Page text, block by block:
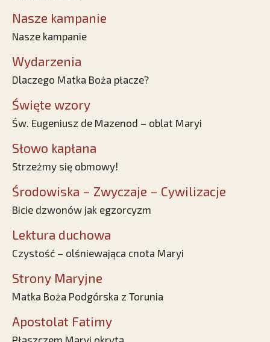
Nasze kampanie
Nasze kampanie
Wydarzenia
Dlaczego Matka Boża płacze?
Święte wzory
Św. Eugeniusz de Mazenod – oblat Maryi
Słowo kapłana
Strzeżmy się obmowy!
Środowiska – Zwyczaje – Cywilizacje
Bicie dzwonów jak egzorcyzm
Lektura duchowa
Czystość – olśniewająca cnota Maryi
Strony Maryjne
Matka Boża Podgórska z Torunia
Apostolat Fatimy